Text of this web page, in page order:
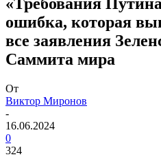
ошибка, которая
все заявления
Саммита мира
От
Виктор Миронов
-
16.06.2024
0
324